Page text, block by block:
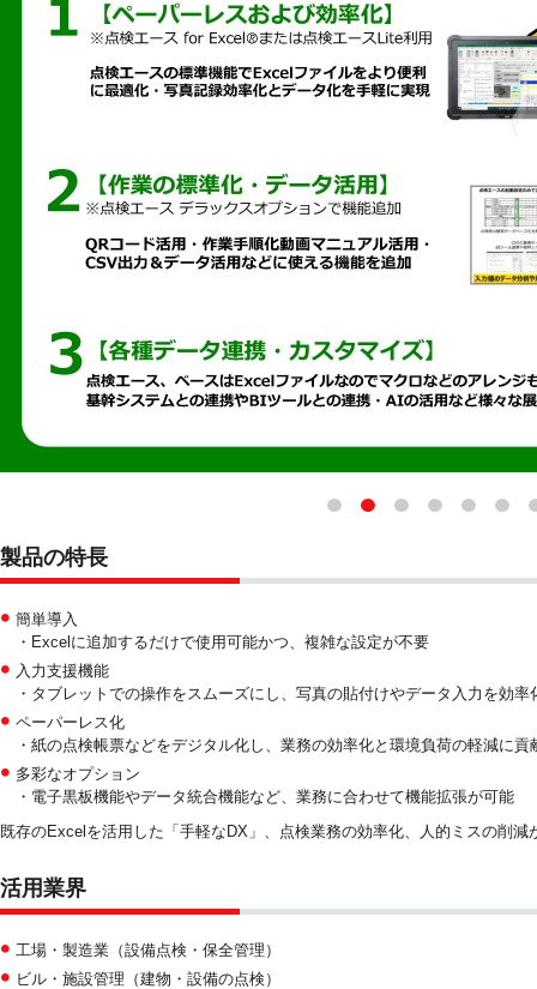
製品の特長
簡単導入
・Excelに追加するだけで使用可能かつ、複雑な設定が不要
入力支援機能
・タブレットでの操作をスムーズにし、写真の貼付けやデータ入力を効率
ペーパーレス化
・紙の点検帳票などをデジタル化し、業務の効率化と環境負荷の軽減に貢
多彩なオプション
・電子黒板機能やデータ統合機能など、業務に合わせて機能拡張が可能
既存のExcelを活用した「手軽なDX」、点検業務の効率化、人的ミスの削減
活用業界
工場・製造業（設備点検・保全管理）
ビル・施設管理（建物・設備の点検）